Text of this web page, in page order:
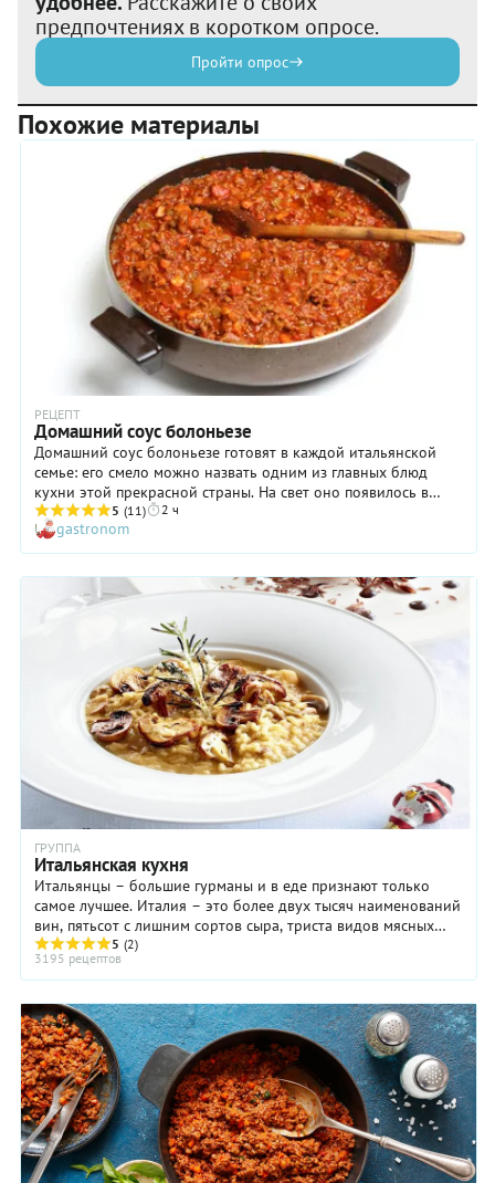
предпочтениях в коротком опросе.
Пройти опрос
Похожие материалы
РЕЦЕПТ
Домашний соус болоньезе
Домашний соус болоньезе готовят в каждой итальянской
семье: его смело можно назвать одним из главных блюд
кухни этой прекрасной страны. На свет оно появилось в
конце XVIII века в провинции Болонья (отсюда и название),
причем, как утверждают источники, на кухне кардинала —
будущего папы Пия VII. Как этот рецепт «пошел в народ»,
неизвестно, но то, что болоньезе приобрел популярность
невероятно быстро, факт неоспоримый. Подавали его
изначально, кстати, исключительно с тальятелле. Идея же
соединить такой соус со спагетти появилась значительно
позже — и не в Италии, а в Америке! Все дело в том, что
последний вид пасты менее ломкий, поэтому именно его
поставляли за океан. Соответственно, американские повара
совместили итальянские спагетти с итальянским же соусом
болоньезе. Получилось замечательно! А если и вы хотите
приготовить домашний соус болоньезе, воспользуйтесь
нашим подробным рецептом. Результатом вы точно будете
довольны!
5 (11) 2 ч
gastronom
ГРУППА
Итальянская кухня
Итальянцы – большие гурманы и в еде признают только
самое лучшее. Италия – это более двух тысяч наименований
вин, пятьсот с лишним сортов сыра, триста видов мясных
изделий, несколько сотен ...
5 (2)
3195 рецептов